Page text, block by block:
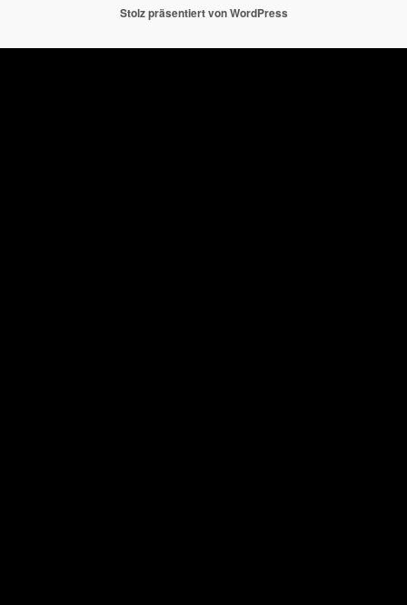
Stolz präsentiert von WordPress